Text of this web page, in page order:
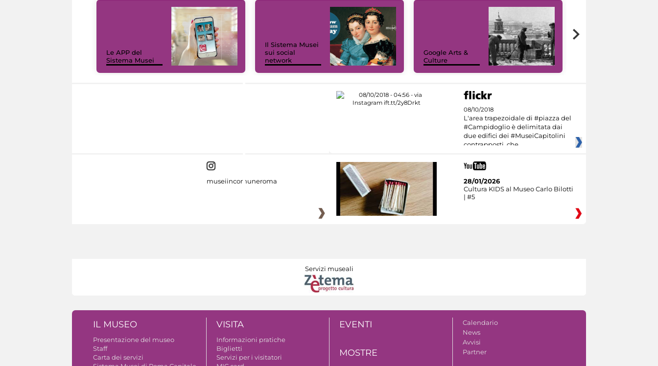
Le APP del
Sistema Musei
Il Sistema Musei
sui social
network
Google Arts &
Culture
08/10/2018
L'area trapezoidale di #piazza del
#Campidoglio è delimitata dai
due edifici dei #MuseiCapitolini
contrapposti, che
museiincomuneroma
28/01/2026
Cultura KIDS al Museo Carlo Bilotti
| #5
Servizi museali
IL MUSEO
Presentazione del museo
Staff
Carta dei servizi
VISITA
Informazioni pratiche
Biglietti
Servizi per i visitatori
EVENTI
MOSTRE
Calendario
News
Avvisi
Partner